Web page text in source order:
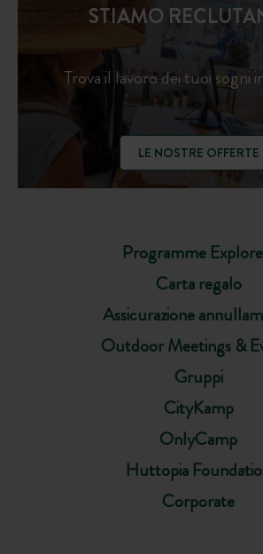
Programme
Carta regalo
Assicurazione
Outdoor Meetings &
Gruppi
CityKamp
OnlyCamp
Huttopia
Corporate
STIAMO
Trova il lavoro dei tuoi sogni
LE NOSTRE OFFERTE